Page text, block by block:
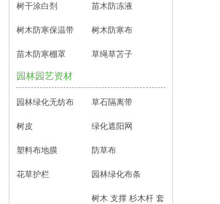
树干涂白剂 苗木防冻液
树木防寒保温带 树木防寒布
苗木防寒棚罩 草绳草苫子
园林园艺资材
园林绿化无纺布 草石隔离带
树皮 绿化遮阳网
塑料布地膜 防草布
花草护栏 园林绿化布条
树木 支撑 杉木杆 套